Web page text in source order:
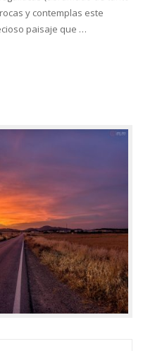
y contemplas este
paisaje que …